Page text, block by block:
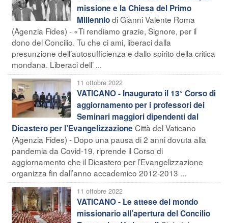
missione e la Chiesa del Primo
Millenniodi Gianni Valente Roma
(Agenzia Fides) - «Ti rendiamo grazie, Signore, per il
dono del Concilio. Tu che ci ami, liberaci dalla
presunzione dell’autosufficienza e dallo spirito della critica
mondana. Liberaci dell’ ...
11 ottobre 2022
VATICANO - Inaugurato il 13° Corso di
aggiornamento per i professori dei
Seminari maggiori dipendenti dal
Dicastero per l’Evangelizzazione Città del Vaticano
(Agenzia Fides) - Dopo una pausa di 2 anni dovuta alla
pandemia da Covid-19, riprende il Corso di
aggiornamento che il Dicastero per l’Evangelizzazione
organizza fin dall’anno accademico 2012-2013 ...
11 ottobre 2022
VATICANO - Le attese del mondo
missionario all’apertura del Concilio